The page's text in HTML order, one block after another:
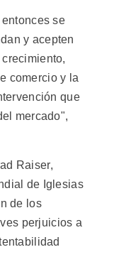
se
y acepten
comercio y la
que
mercado",
Raiser,
de Iglesias
de los
perjuicios a